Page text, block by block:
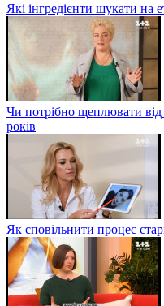
Які інгредієнти шукати на
Чи потрібно щеплювати
років
Як сповільнити процес